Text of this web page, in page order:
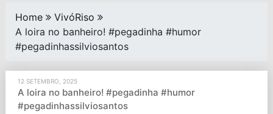
Home
VivóRiso
A loira no banheiro! #pegadinha #humor
#pegadinhassilviosantos
12 SETEMBRO, 2025
A loira no banheiro! #pegadinha #humor
#pegadinhassilviosantos